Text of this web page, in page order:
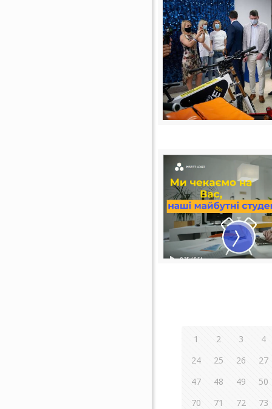
1 2 3
4
24
25 26
27
47
48 49
50
70
71 72 73